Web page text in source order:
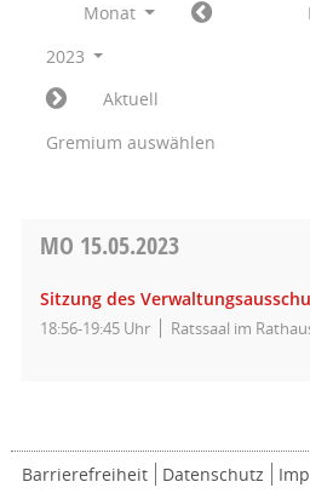
Monat
2023
Aktuell
Gremium auswählen
MO 15.05.2023
Sitzung des
18:56-19:45 Uhr Ratssaal im
Barrierefreiheit Datenschutz